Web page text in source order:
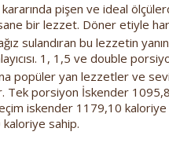
pişen ve ideal
bir lezzet. Döner etiyle
sulandıran bu lezzetin
1, 1,5 ve double
popüler yan lezzetler ve
Tek porsiyon İskender
iskender 1179,10
sahip.